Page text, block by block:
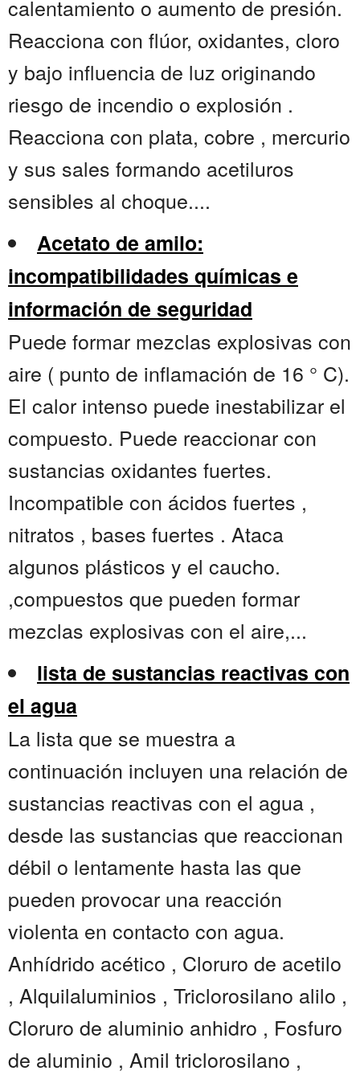
calentamiento o aumento de presión.
Reacciona con flúor, oxidantes, cloro
y bajo influencia de luz originando
riesgo de incendio o explosión .
Reacciona con plata, cobre , mercurio
y sus sales formando acetiluros
sensibles al choque....
Acetato de amilo:
incompatibilidades químicas e
información de seguridad
Puede formar mezclas explosivas con
aire ( punto de inflamación de 16 ° C).
El calor intenso puede inestabilizar el
compuesto. Puede reaccionar con
sustancias oxidantes fuertes.
Incompatible con ácidos fuertes ,
nitratos , bases fuertes . Ataca
algunos plásticos y el caucho.
,compuestos que pueden formar
mezclas explosivas con el aire,...
lista de sustancias reactivas con
el agua
La lista que se muestra a
continuación incluyen una relación de
sustancias reactivas con el agua ,
desde las sustancias que reaccionan
débil o lentamente hasta las que
pueden provocar una reacción
violenta en contacto con agua.
Anhídrido acético , Cloruro de acetilo
, Alquilaluminios , Triclorosilano alilo ,
Cloruro de aluminio anhidro , Fosfuro
de aluminio , Amil triclorosilano ,